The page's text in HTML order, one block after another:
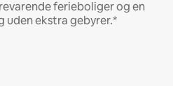
ferieboliger og en
uden ekstra gebyrer.*